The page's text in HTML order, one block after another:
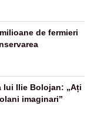
de fermieri
lui Ilie Bolojan: „Ați
imaginari”